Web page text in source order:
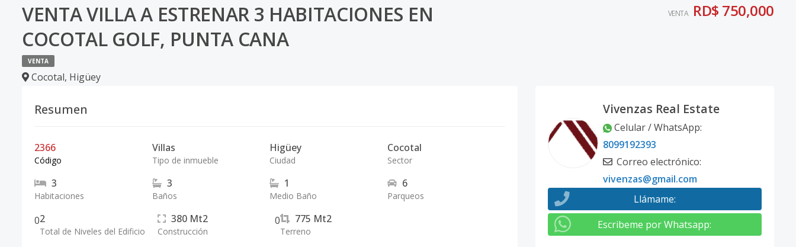
VENTA VILLA A ESTRENAR 3 HABITACIONES EN
COCOTAL GOLF, PUNTA CANA
VENTA
Cocotal, Higüey
VENTA RD$ 750,000
Resumen
2366
Código
Villas
Tipo de inmueble
Higüey
Ciudad
Cocotal
Sector
3
Habitaciones
3
Baños
1
Medio Baño
6
Parqueos
02
Total de Niveles del Edificio
380 Mt2
Construcción
0 775 Mt2
Terreno
Vivenzas Real Estate
Celular / WhatsApp:
8099192393
Correo electrónico:
vivenzas@gmail.com
Llámame:
Escribeme por Whatsapp: